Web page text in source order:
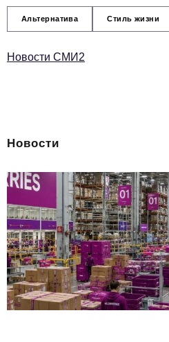
Альтернатива Стиль жизни
Новости СМИ2
Новости